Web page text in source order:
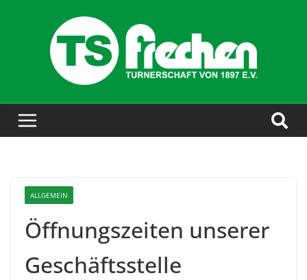
ALLGEMEIN
Öffnungszeiten unserer
Geschäftsstelle